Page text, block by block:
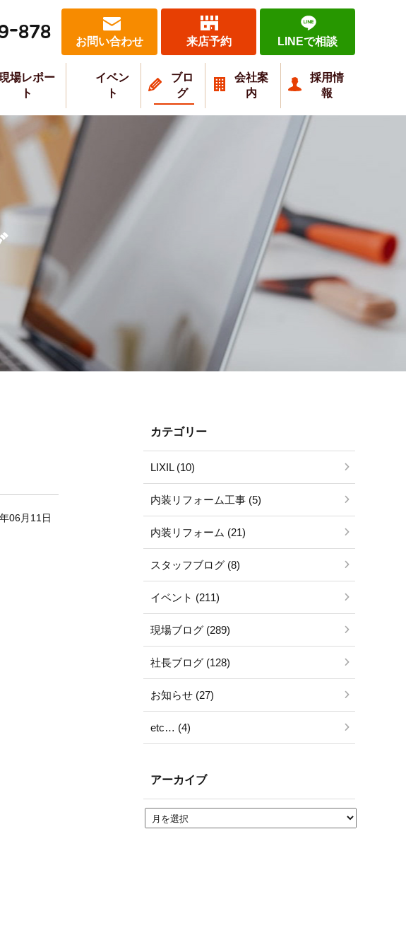
878 お問い合わせ 来店予約 LINEで相談
場レポー
ト
イベン
ト
ブロ
グ
会社案
内
採用情
報
06月11日
カテゴリー
LIXIL (10)
内装リフォーム工事 (5)
内装リフォーム (21)
スタッフブログ (8)
イベント (211)
現場ブログ (289)
社長ブログ (128)
お知らせ (27)
etc… (4)
アーカイブ